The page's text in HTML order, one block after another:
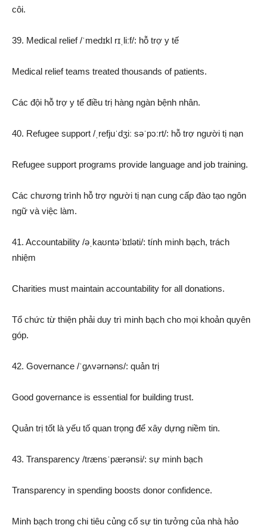
côi.
39. Medical relief /ˈmedɪkl rɪˌliːf/: hỗ trợ y tế
Medical relief teams treated thousands of patients.
Các đội hỗ trợ y tế điều trị hàng ngàn bệnh nhân.
40. Refugee support /ˌrefjuˈdʒiː səˈpɔːrt/: hỗ trợ người tị nạn
Refugee support programs provide language and job training.
Các chương trình hỗ trợ người tị nạn cung cấp đào tạo ngôn
ngữ và việc làm.
41. Accountability /əˌkaʊntəˈbɪləti/: tính minh bạch, trách
nhiệm
Charities must maintain accountability for all donations.
Tổ chức từ thiện phải duy trì minh bạch cho mọi khoản quyên
góp.
42. Governance /ˈɡʌvərnəns/: quản trị
Good governance is essential for building trust.
Quản trị tốt là yếu tố quan trọng để xây dựng niềm tin.
43. Transparency /trænsˈpærənsi/: sự minh bạch
Transparency in spending boosts donor confidence.
Minh bạch trong chi tiêu củng cố sự tin tưởng của nhà hảo